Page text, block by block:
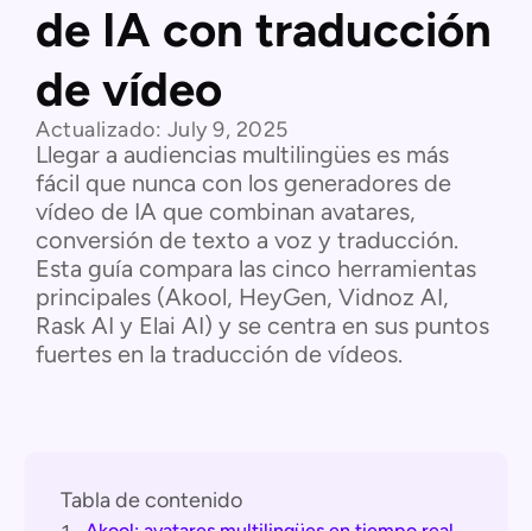
de IA con traducción
de vídeo
Actualizado: July 9, 2025
Llegar a audiencias multilingües es más
fácil que nunca con los generadores de
vídeo de IA que combinan avatares,
conversión de texto a voz y traducción.
Esta guía compara las cinco herramientas
principales (Akool, HeyGen, Vidnoz AI,
Rask AI y Elai AI) y se centra en sus puntos
fuertes en la traducción de vídeos.
Tabla de contenido